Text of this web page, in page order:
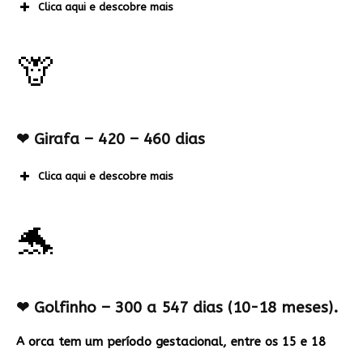
Clica aqui e descobre mais
🦒
❤ Girafa – 420 – 460 dias
Clica aqui e descobre mais
🐬
❤ Golfinho – 300 a 547 dias (10-18 meses).
A orca tem um período gestacional, entre os 15 e 18